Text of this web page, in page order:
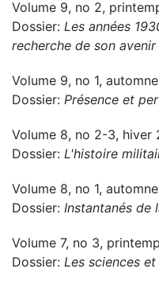
Volume 9, no 2,
Dossier: Les années
recherche de son avenir
Volume 9, no 1,
Dossier: Présence et
Volume 8, no 2-3, hiver
Dossier: L'histoire
Volume 8, no 1,
Dossier: Instantanés de
Volume 7, no 3,
Dossier: Les sciences